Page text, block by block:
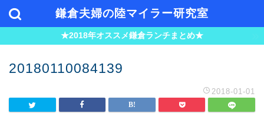
鎌倉夫婦の陸マイラー研究室
★2018年オススメ鎌倉ランチまとめ★
20180110084139
2018-01-01